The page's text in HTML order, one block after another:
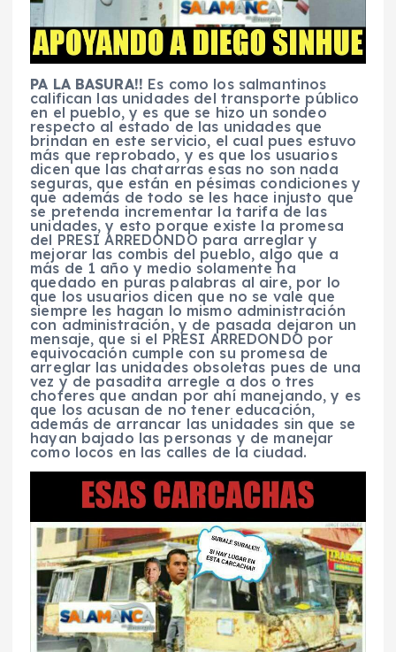
PA LA BASURA!! Es como los salmantinos
califican las unidades del transporte público
en el pueblo, y es que se hizo un sondeo
respecto al estado de las unidades que
brindan en este servicio, el cual pues estuvo
más que reprobado, y es que los usuarios
dicen que las chatarras esas no son nada
seguras, que están en pésimas condiciones y
que además de todo se les hace injusto que
se pretenda incrementar la tarifa de las
unidades, y esto porque existe la promesa
del PRESI ARREDONDO para arreglar y
mejorar las combis del pueblo, algo que a
más de 1 año y medio solamente ha
quedado en puras palabras al aire, por lo
que los usuarios dicen que no se vale que
siempre les hagan lo mismo administración
con administración, y de pasada dejaron un
mensaje, que si el PRESI ARREDONDO por
equivocación cumple con su promesa de
arreglar las unidades obsoletas pues de una
vez y de pasadita arregle a dos o tres
choferes que andan por ahí manejando, y es
que los acusan de no tener educación,
además de arrancar las unidades sin que se
hayan bajado las personas y de manejar
como locos en las calles de la ciudad.